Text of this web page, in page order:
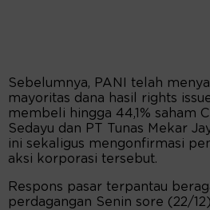
Sebelumnya, PANI telah
mayoritas dana hasil rights
membeli hingga 44,1% saham
Sedayu dan PT Tunas Mekar
ini sekaligus mengonfirmasi
aksi korporasi tersebut.
Respons pasar terpantau
perdagangan Senin sore (22/